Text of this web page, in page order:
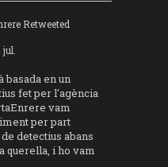
Retweeted
basada en un
fet per l'agència
vam
per part
detectius abans
querella, i ho vam